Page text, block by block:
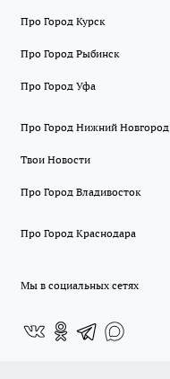
Про Город Курск
Про Город Рыбинск
Про Город Уфа
Про Город Нижний Новгород
Твои Новости
Про Город Владивосток
Про Город Краснодара
Мы в социальных сетях